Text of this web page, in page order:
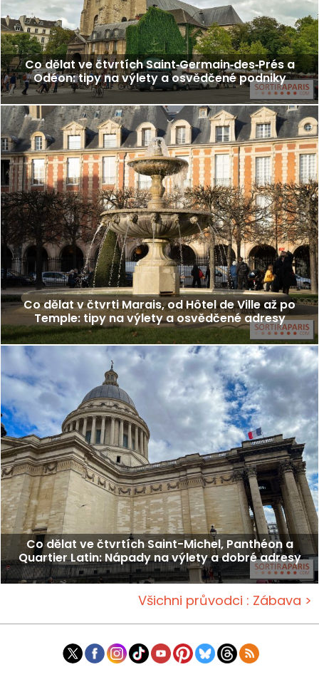
Co dělat ve čtvrtích Saint‑Germain‑des‑Prés a
Odéon: tipy na výlety a osvědčené podniky
Co dělat v čtvrti Marais, od Hôtel de Ville až po
Temple: tipy na výlety a osvědčené adresy
Co dělat ve čtvrtích Saint-Michel, Panthéon a
Quartier Latin: Nápady na výlety a dobré adresy
Všichni průvodci : Zábava >